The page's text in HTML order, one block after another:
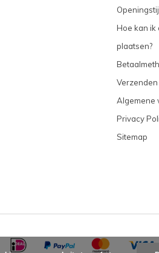
Hoe kan ik
plaatsen?
Algemene
Privacy
Sitemap